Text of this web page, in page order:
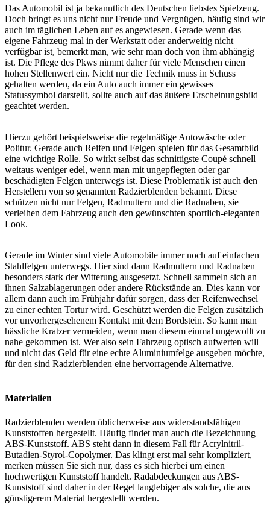
Das Automobil ist ja bekanntlich des Deutschen liebstes Spielzeug.
Doch bringt es uns nicht nur Freude und Vergnügen, häufig sind wir
auch im täglichen Leben auf es angewiesen. Gerade wenn das
eigene Fahrzeug mal in der Werkstatt oder anderweitig nicht
verfügbar ist, bemerkt man, wie sehr man doch von ihm abhängig
ist. Die Pflege des Pkws nimmt daher für viele Menschen einen
hohen Stellenwert ein. Nicht nur die Technik muss in Schuss
gehalten werden, da ein Auto auch immer ein gewisses
Statussymbol darstellt, sollte auch auf das äußere Erscheinungsbild
geachtet werden.
Hierzu gehört beispielsweise die regelmäßige Autowäsche oder
Politur. Gerade auch Reifen und Felgen spielen für das Gesamtbild
eine wichtige Rolle. So wirkt selbst das schnittigste Coupé schnell
weitaus weniger edel, wenn man mit ungepflegten oder gar
beschädigten Felgen unterwegs ist. Diese Problematik ist auch den
Herstellern von so genannten Radzierblenden bekannt. Diese
schützen nicht nur Felgen, Radmuttern und die Radnaben, sie
verleihen dem Fahrzeug auch den gewünschten sportlich-eleganten
Look.
Gerade im Winter sind viele Automobile immer noch auf einfachen
Stahlfelgen unterwegs. Hier sind dann Radmuttern und Radnaben
besonders stark der Witterung ausgesetzt. Schnell sammeln sich an
ihnen Salzablagerungen oder andere Rückstände an. Dies kann vor
allem dann auch im Frühjahr dafür sorgen, dass der Reifenwechsel
zu einer echten Tortur wird. Geschützt werden die Felgen zusätzlich
vor unvorhergesehenem Kontakt mit dem Bordstein. So kann man
hässliche Kratzer vermeiden, wenn man diesem einmal ungewollt zu
nahe gekommen ist. Wer also sein Fahrzeug optisch aufwerten will
und nicht das Geld für eine echte Aluminiumfelge ausgeben möchte,
für den sind Radzierblenden eine hervorragende Alternative.
Materialien
Radzierblenden werden üblicherweise aus widerstandsfähigen
Kunststoffen hergestellt. Häufig findet man auch die Bezeichnung
ABS-Kunststoff. ABS steht dann in diesem Fall für Acrylnitril-
Butadien-Styrol-Copolymer. Das klingt erst mal sehr kompliziert,
merken müssen Sie sich nur, dass es sich hierbei um einen
hochwertigen Kunststoff handelt. Radabdeckungen aus ABS-
Kunststoff sind daher in der Regel langlebiger als solche, die aus
günstigerem Material hergestellt werden.